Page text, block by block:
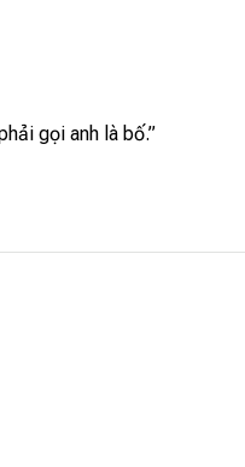
gọi anh là bố.”